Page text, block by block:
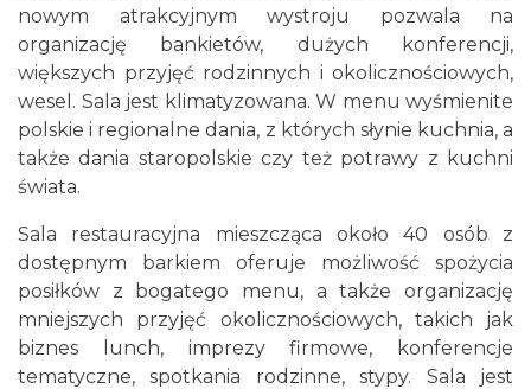
nowym atrakcyjnym wystroju pozwala na
organizację bankietów, dużych konferencji,
większych przyjęć rodzinnych i okolicznościowych,
wesel. Sala jest klimatyzowana. W menu wyśmienite
polskie i regionalne dania, z których słynie kuchnia, a
także dania staropolskie czy też potrawy z kuchni
świata.
Sala restauracyjna mieszcząca około 40 osób z
dostępnym barkiem oferuje możliwość spożycia
posiłków z bogatego menu, a także organizację
mniejszych przyjęć okolicznościowych, takich jak
biznes lunch, imprezy firmowe, konferencje
tematyczne, spotkania rodzinne, stypy. Sala jest